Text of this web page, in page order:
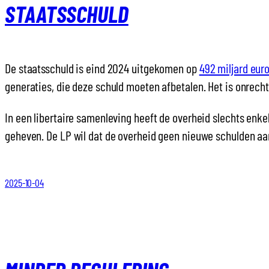
STAATSSCHULD
De staatsschuld is eind 2024 uitgekomen op492 miljard
generaties, die deze schuld moeten afbetalen. Het is
In een libertaire samenleving heeft de overheid slechts
geheven. De LP wil dat de overheid geen nieuwe schulden
2025-10-04